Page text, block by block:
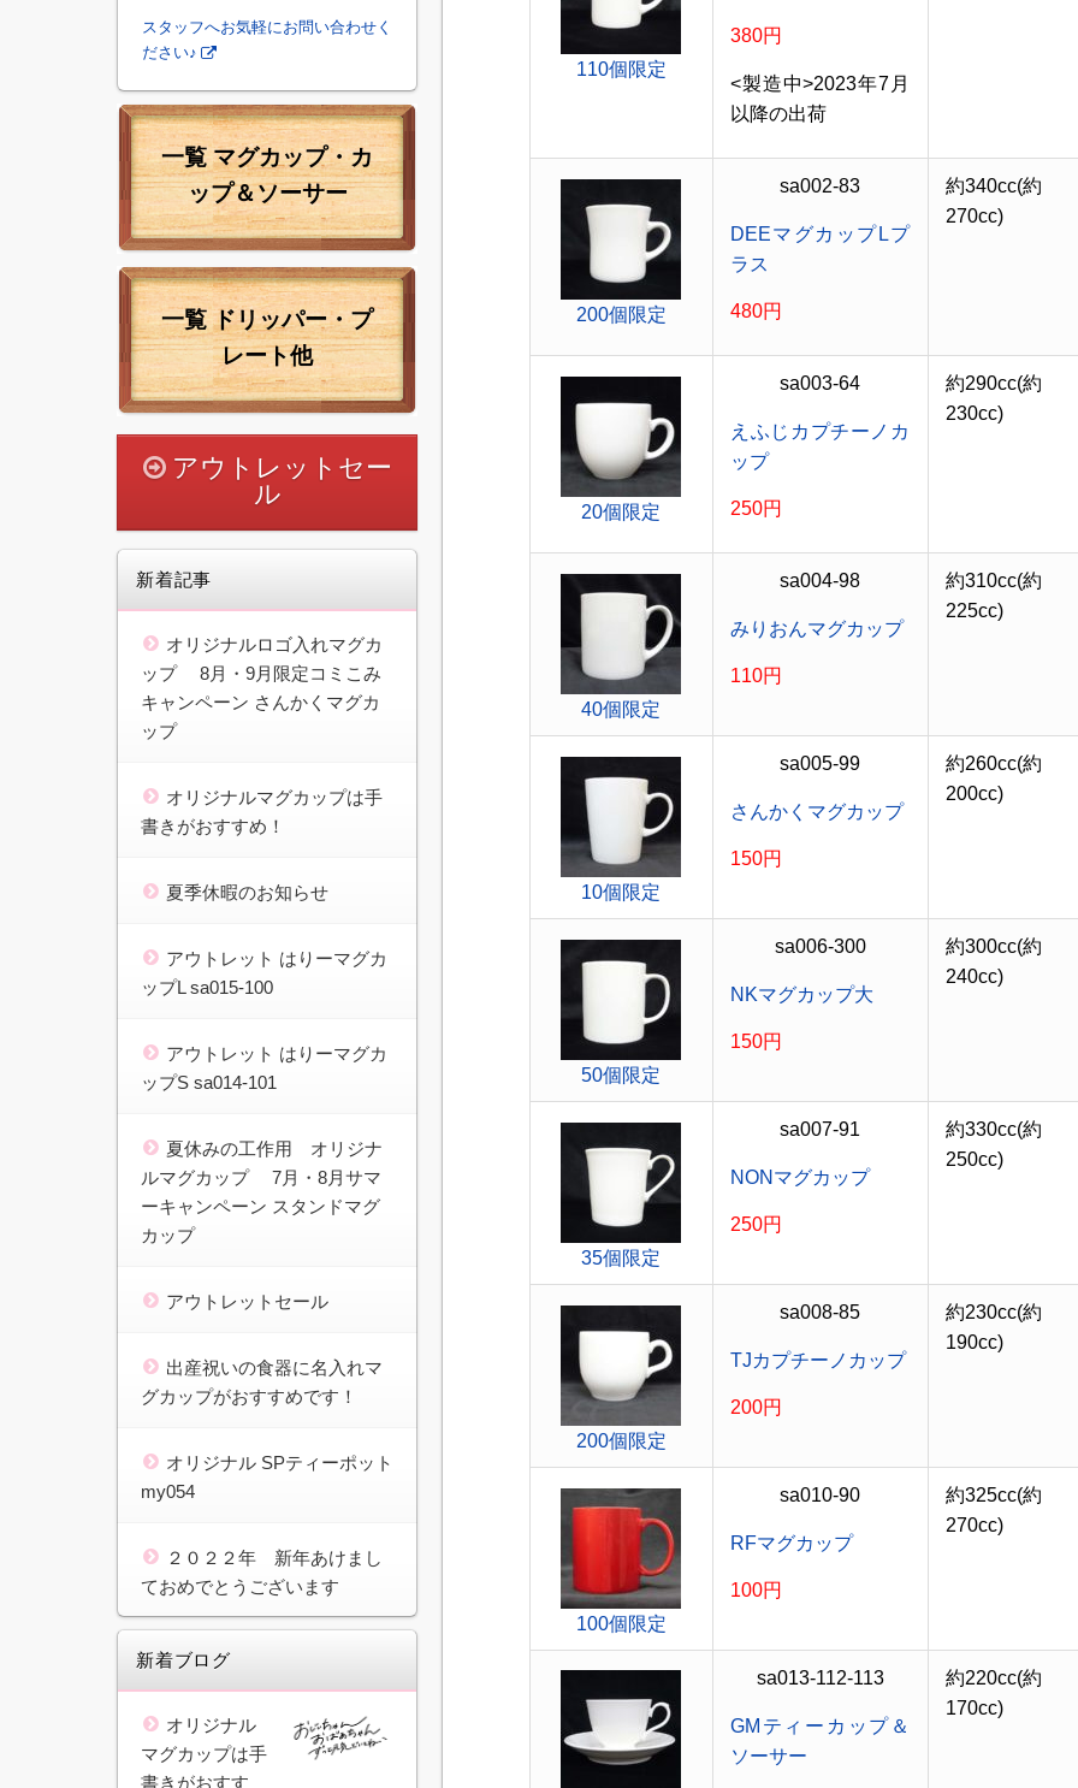
110個限定
380円
<製造中>2023年7月
以降の出荷
200個限定
sa002-83
DEEマグカップLプ
ラス
480円
約340cc(約
270cc)
20個限定
sa003-64
えふじカプチーノカ
ップ
250円
約290cc(約
230cc)
40個限定
sa004-98
みりおんマグカップ
110円
約310cc(約
225cc)
10個限定
sa005-99
さんかくマグカップ
150円
約260cc(約
200cc)
50個限定
sa006-300
NKマグカップ大
150円
約300cc(約
240cc)
35個限定
sa007-91
NONマグカップ
250円
約330cc(約
250cc)
200個限定
sa008-85
TJカプチーノカップ
200円
約230cc(約
190cc)
100個限定
sa010-90
RFマグカップ
100円
約325cc(約
270cc)
sa013-112-113
GMティーカップ＆
ソーサー
約220cc(約
170cc)
スタッフへお気軽にお問い合わせく
ださい♪
一覧 マグカップ・カ
ップ＆ソーサー
一覧 ドリッパー・プ
レート他
アウトレットセー
ル
新着記事
オリジナルロゴ入れマグカ
ップ 8月・9月限定コミこみ
キャンペーン さんかくマグカ
ップ
オリジナルマグカップは手
書きがおすすめ！
夏季休暇のお知らせ
アウトレット はりーマグカ
ップL sa015-100
アウトレット はりーマグカ
ップS sa014-101
夏休みの工作用 オリジナ
ルマグカップ 7月・8月サマ
ーキャンペーン スタンドマグ
カップ
アウトレットセール
出産祝いの食器に名入れマ
グカップがおすすめです！
オリジナル SPティーポット
my054
２０２２年 新年あけまし
ておめでとうございます
新着ブログ
オリジナル
マグカップは手
書きがおすす